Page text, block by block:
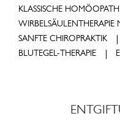
KLASSISCHE
SANFTE CHIROPRAKTIK
BLUTEGEL-THERAPIE